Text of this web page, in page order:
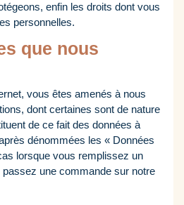
enfin les droits dont vous
personnelles.
que nous
vous êtes amenés à nous
dont certaines sont de nature
de ce fait des données à
dénommées les « Données
lorsque vous remplissez un
une commande sur notre